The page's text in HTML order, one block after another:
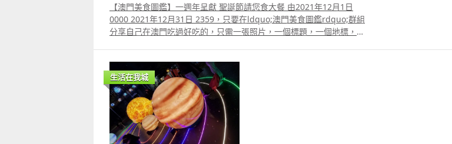
【澳門美食圖鑑】一週年呈獻 聖誕節請您食大餐 由2021年12月1日
0000 2021年12月31日 2359，只要在ldquo;澳門美食圖鑑rdquo;群組
分享自己在澳門吃過好吃的，只需一張照片，一個標題，一個地標，就
1份 每份價值約澳門幣50優獎20名 手調特色飲品1份 特別獎項：1名 雙
人行政套餐1份 價值約澳門幣200 贊助單位： 慶餘宥美膳軒 更多片段：
生活在我城